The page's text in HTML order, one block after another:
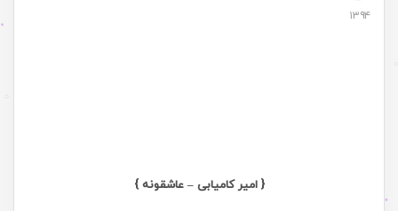
۱۳۹۴
{ امیر کامیابی – عاشقونه }